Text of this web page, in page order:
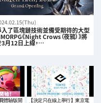
入了區塊鏈技術並備受期待的大型
《Night Crows（夜鴉）》將
3月12日上線，…
體驗版開
【決定只在線上舉行】東京電